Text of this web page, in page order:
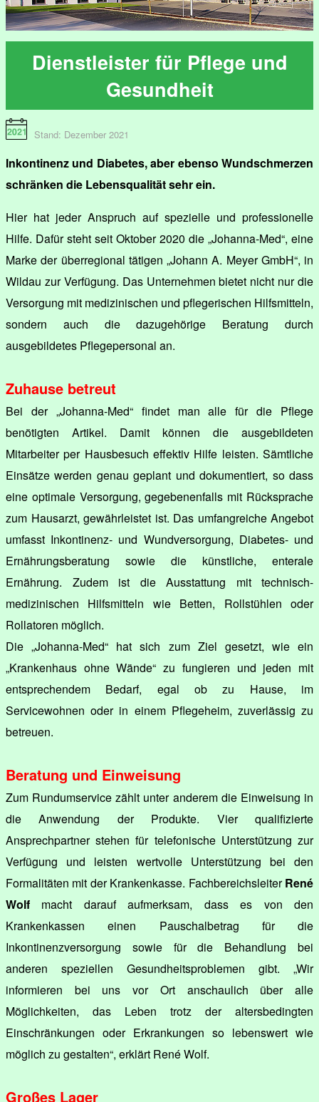
Dienstleister für Pflege und
Gesundheit
Stand: Dezember 2021
Inkontinenz und Diabetes, aber ebenso Wundschmerzen
schränken die Lebensqualität sehr ein.
Hier hat jeder Anspruch auf spezielle und professionelle
Hilfe. Dafür steht seit Oktober 2020 die „Johanna-Med“, eine
Marke der überregional tätigen „Johann A. Meyer GmbH“, in
Wildau zur Verfügung. Das Unternehmen bietet nicht nur die
Versorgung mit medizinischen und pflegerischen Hilfsmitteln,
sondern auch die dazugehörige Beratung durch
ausgebildetes Pflegepersonal an.
Zuhause betreut
Bei der „Johanna-Med“ findet man alle für die Pflege
benötigten Artikel. Damit können die ausgebildeten
Mitarbeiter per Hausbesuch effektiv Hilfe leisten. Sämtliche
Einsätze werden genau geplant und dokumentiert, so dass
eine optimale Versorgung, gegebenenfalls mit Rücksprache
zum Hausarzt, gewährleistet ist. Das umfangreiche Angebot
umfasst Inkontinenz- und Wundversorgung, Diabetes- und
Ernährungsberatung sowie die künstliche, enterale
Ernährung. Zudem ist die Ausstattung mit technisch-
medizinischen Hilfsmitteln wie Betten, Rollstühlen oder
Rollatoren möglich.
Die „Johanna-Med“ hat sich zum Ziel gesetzt, wie ein
„Krankenhaus ohne Wände“ zu fungieren und jeden mit
entsprechendem Bedarf, egal ob zu Hause, im
Servicewohnen oder in einem Pflegeheim, zuverlässig zu
betreuen.
Beratung und Einweisung
Zum Rundumservice zählt unter anderem die Einweisung in
die Anwendung der Produkte. Vier qualifizierte
Ansprechpartner stehen für telefonische Unterstützung zur
Verfügung und leisten wertvolle Unterstützung bei den
Formalitäten mit der Krankenkasse. FachbereichsleiterRené
Wolf macht darauf aufmerksam, dass es von den
Krankenkassen einen Pauschalbetrag für die
Inkontinenzversorgung sowie für die Behandlung bei
anderen speziellen Gesundheitsproblemen gibt. „Wir
informieren bei uns vor Ort anschaulich über alle
Möglichkeiten, das Leben trotz der altersbedingten
Einschränkungen oder Erkrankungen so lebenswert wie
möglich zu gestalten“, erklärt René Wolf.
Großes Lager